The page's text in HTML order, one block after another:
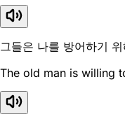
그들은 나를 방어하기
The old man is willing